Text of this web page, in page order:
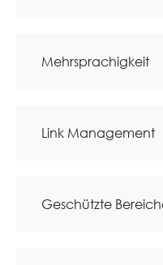
Mehrsprachigkeit
Link Management
Geschützte